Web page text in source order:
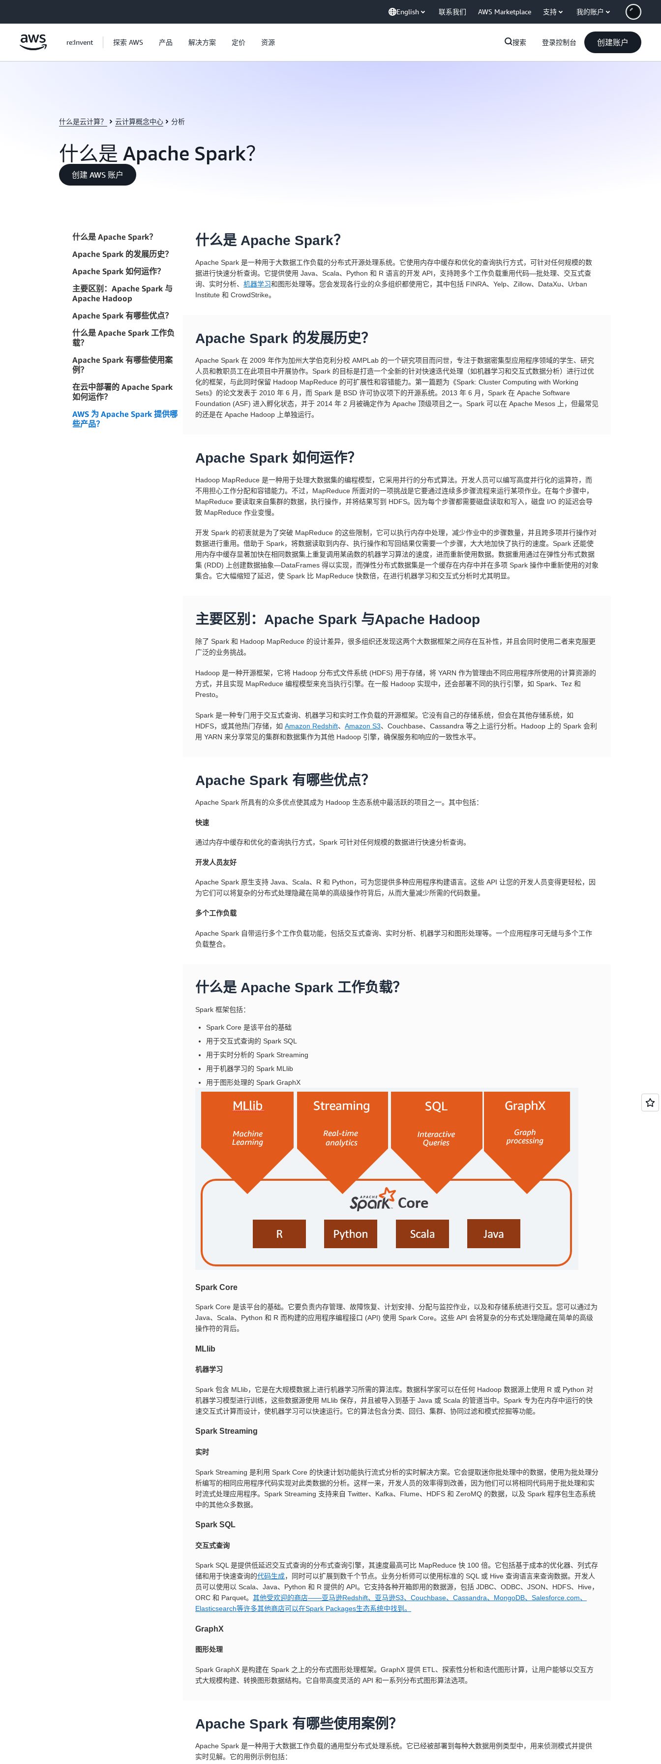
English 联系我们 AWS Marketplace 支持 我的账户
re:Invent 探索 AWS 产品 解决方案 定价 资源 搜索 登录控制台 创建账户
什么是云计算？ 云计算概念中心 分析
什么是 Apache Spark？
创建 AWS 账户
什么是 Apache Spark？
Apache Spark 的发展历史？
Apache Spark 如何运作？
主要区别：Apache Spark 与
Apache Hadoop
Apache Spark 有哪些优点？
什么是 Apache Spark 工作负
载？
Apache Spark 有哪些使用案
例？
在云中部署的 Apache Spark
如何运作？
AWS 为 Apache Spark 提供哪
些产品？
什么是 Apache Spark？
Apache Spark 是一种用于大数据工作负载的分布式开源处理系统。它使用内存中缓存和优化的查询执行方式，可针对任何规模的数
据进行快速分析查询。它提供使用 Java、Scala、Python 和 R 语言的开发 API，支持跨多个工作负载重用代码—批处理、交互式查
询、实时分析、 机器学习和图形处理等。您会发现各行业的众多组织都使用它，其中包括 FINRA、Yelp、Zillow、DataXu、Urban
Institute 和 CrowdStrike。
Apache Spark 的发展历史？
Apache Spark 在 2009 年作为加州大学伯克利分校 AMPLab 的一个研究项目而问世，专注于数据密集型应用程序领域的学生、研究
人员和教职员工在此项目中开展协作。Spark 的目标是打造一个全新的针对快速迭代处理（如机器学习和交互式数据分析）进行过优
化的框架，与此同时保留 Hadoop MapReduce 的可扩展性和容错能力。第一篇题为《Spark: Cluster Computing with Working
Sets》的论文发表于 2010 年 6 月，而 Spark 是 BSD 许可协议项下的开源系统。2013 年 6 月，Spark 在 Apache Software
Foundation (ASF) 进入孵化状态，并于 2014 年 2 月被确定作为 Apache 顶级项目之一。Spark 可以在 Apache Mesos 上，但最常见
的还是在 Apache Hadoop 上单独运行。
Apache Spark 如何运作？
Hadoop MapReduce 是一种用于处理大数据集的编程模型，它采用并行的分布式算法。开发人员可以编写高度并行化的运算符，而
不用担心工作分配和容错能力。不过，MapReduce 所面对的一项挑战是它要通过连续多步骤流程来运行某项作业。在每个步骤中，
MapReduce 要读取来自集群的数据，执行操作，并将结果写到 HDFS。因为每个步骤都需要磁盘读取和写入，磁盘 I/O 的延迟会导
致 MapReduce 作业变慢。
开发 Spark 的初衷就是为了突破 MapReduce 的这些限制，它可以执行内存中处理，减少作业中的步骤数量，并且跨多项并行操作对
数据进行重用。借助于 Spark，将数据读取到内存、执行操作和写回结果仅需要一个步骤，大大地加快了执行的速度。Spark 还能使
用内存中缓存显著加快在相同数据集上重复调用某函数的机器学习算法的速度，进而重新使用数据。数据重用通过在弹性分布式数据
集 (RDD) 上创建数据抽象—DataFrames 得以实现，而弹性分布式数据集是一个缓存在内存中并在多项 Spark 操作中重新使用的对象
集合。它大幅缩短了延迟，使 Spark 比 MapReduce 快数倍，在进行机器学习和交互式分析时尤其明显。
主要区别：Apache Spark 与Apache Hadoop
除了 Spark 和 Hadoop MapReduce 的设计差异，很多组织还发现这两个大数据框架之间存在互补性，并且会同时使用二者来克服更
广泛的业务挑战。
Hadoop 是一种开源框架，它将 Hadoop 分布式文件系统 (HDFS) 用于存储，将 YARN 作为管理由不同应用程序所使用的计算资源的
方式，并且实现 MapReduce 编程模型来充当执行引擎。在一般 Hadoop 实现中，还会部署不同的执行引擎，如 Spark、Tez 和
Presto。
Spark 是一种专门用于交互式查询、机器学习和实时工作负载的开源框架。它没有自己的存储系统，但会在其他存储系统，如
HDFS，或其他热门存储，如 Amazon Redshift、 Amazon S3、Couchbase、Cassandra 等之上运行分析。Hadoop 上的 Spark 会利
用 YARN 来分享常见的集群和数据集作为其他 Hadoop 引擎，确保服务和响应的一致性水平。
Apache Spark 有哪些优点？
Apache Spark 所具有的众多优点使其成为 Hadoop 生态系统中最活跃的项目之一。其中包括：
快速
通过内存中缓存和优化的查询执行方式，Spark 可针对任何规模的数据进行快速分析查询。
开发人员友好
Apache Spark 原生支持 Java、Scala、R 和 Python，可为您提供多种应用程序构建语言。这些 API 让您的开发人员变得更轻松，因
为它们可以将复杂的分布式处理隐藏在简单的高级操作符背后，从而大量减少所需的代码数量。
多个工作负载
Apache Spark 自带运行多个工作负载功能，包括交互式查询、实时分析、机器学习和图形处理等。一个应用程序可无缝与多个工作
负载整合。
什么是 Apache Spark 工作负载？
Spark 框架包括：
Spark Core 是该平台的基础
用于交互式查询的 Spark SQL
用于实时分析的 Spark Streaming
用于机器学习的 Spark MLlib
用于图形处理的 Spark GraphX
Spark Core
Spark Core 是该平台的基础。它要负责内存管理、故障恢复、计划安排、分配与监控作业，以及和存储系统进行交互。您可以通过为
Java、Scala、Python 和 R 而构建的应用程序编程接口 (API) 使用 Spark Core。这些 API 会将复杂的分布式处理隐藏在简单的高级
操作符的背后。
MLlib
机器学习
Spark 包含 MLlib，它是在大规模数据上进行机器学习所需的算法库。数据科学家可以在任何 Hadoop 数据源上使用 R 或 Python 对
机器学习模型进行训练，这些数据源使用 MLlib 保存，并且被导入到基于 Java 或 Scala 的管道当中。Spark 专为在内存中运行的快
速交互式计算而设计，使机器学习可以快速运行。它的算法包含分类、回归、集群、协同过滤和模式挖掘等功能。
Spark Streaming
实时
Spark Streaming 是利用 Spark Core 的快速计划功能执行流式分析的实时解决方案。它会提取迷你批处理中的数据，使用为批处理分
析编写的相同应用程序代码实现对此类数据的分析。这样一来，开发人员的效率得到改善，因为他们可以将相同代码用于批处理和实
时流式处理应用程序。Spark Streaming 支持来自 Twitter、Kafka、Flume、HDFS 和 ZeroMQ 的数据，以及 Spark 程序包生态系统
中的其他众多数据。
Spark SQL
交互式查询
Spark SQL 是提供低延迟交互式查询的分布式查询引擎，其速度最高可比 MapReduce 快 100 倍。它包括基于成本的优化器、列式存
储和用于快速查询的代码生成，同时可以扩展到数千个节点。业务分析师可以使用标准的 SQL 或 Hive 查询语言来查询数据。开发人
员可以使用以 Scala、Java、Python 和 R 提供的 API。它支持各种开箱即用的数据源，包括 JDBC、ODBC、JSON、HDFS、Hive，
ORC 和 Parquet。 其他受欢迎的商店——亚马逊Redshift、亚马逊S3、Couchbase、Cassandra、MongoDB、Salesforce.com、
Elasticsearch等许多其他商店可以在Spark Packages生态系统中找到。
GraphX
图形处理
Spark GraphX 是构建在 Spark 之上的分布式图形处理框架。GraphX 提供 ETL、探索性分析和迭代图形计算，让用户能够以交互方
式大规模构建、转换图形数据结构。它自带高度灵活的 API 和一系列分布式图形算法选项。
Apache Spark 有哪些使用案例？
Apache Spark 是一种用于大数据工作负载的通用型分布式处理系统。它已经被部署到每种大数据用例类型中，用来侦测模式并提供
实时见解。它的用例示例包括：